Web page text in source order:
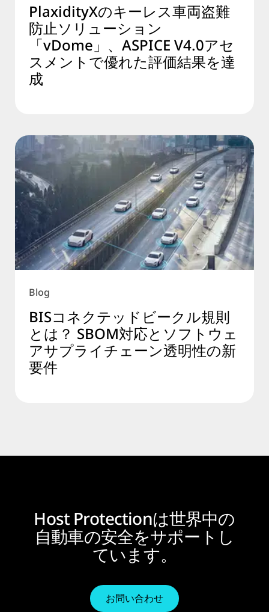
PlaxidityXのキーレス車両盗難
防止ソリューション
「vDome」、ASPICE V4.0アセ
スメントで優れた評価結果を達
成
Blog
BISコネクテッドビークル規則
とは？ SBOM対応とソフトウェ
アサプライチェーン透明性の新
要件
Host Protectionは世界中の
自動車の安全をサポートし
ています。
お問い合わせ